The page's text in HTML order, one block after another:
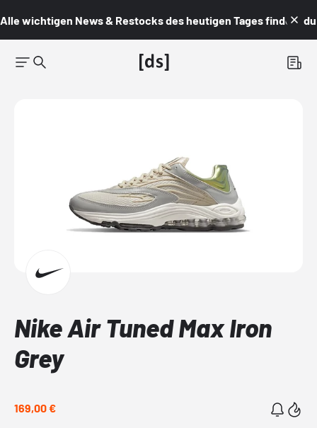
Alle wichtigen News & Restocks des heutigen Tages findest du
Nike Air Tuned Max Iron
Grey
169,00 €